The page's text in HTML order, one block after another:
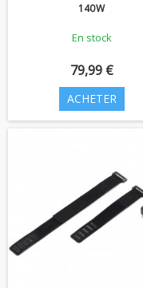
140W
En stock
79,99 €
ACHETER